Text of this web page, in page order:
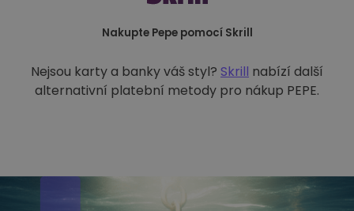
Nakupte Pepe pomocí Skrill
Nejsou karty a banky váš styl? Skrill nabízí další
alternativní platební metody pro nákup PEPE.